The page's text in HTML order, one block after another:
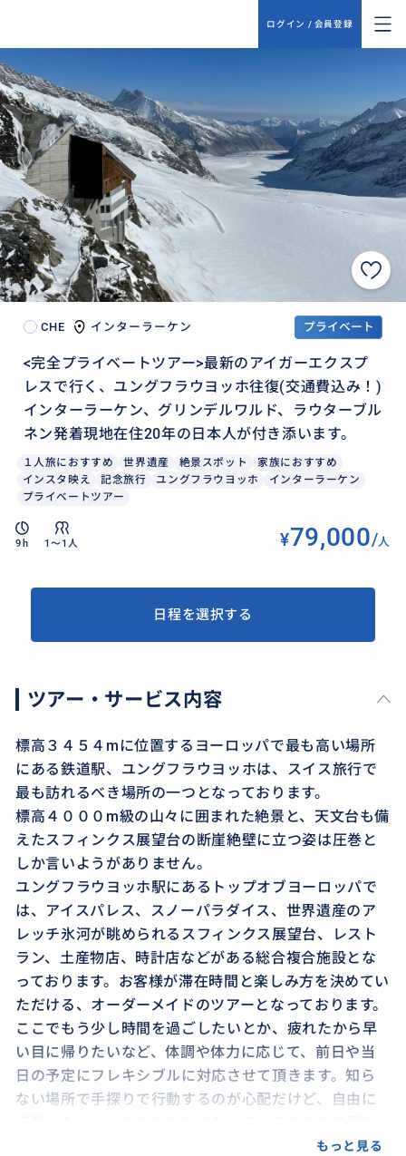
ログイン / 会員登録
CHE インターラーケン プライベート
<完全プライベートツアー>最新のアイガーエクスプ
レスで行く、ユングフラウヨッホ往復(交通費込み！)
インターラーケン、グリンデルワルド、ラウターブル
ネン発着現地在住20年の日本人が付き添います。
１人旅におすすめ 世界遺産 絶景スポット
家族におすすめ
インスタ映え
記念旅行 ユングフラウヨッホ
インターラーケン
プライベートツアー
9h 1〜1人 ¥79,000/人
日程を選択する
ツアー・サービス内容
標高３４５４mに位置するヨーロッパで最も高い場所
にある鉄道駅、ユングフラウヨッホは、スイス旅行で
最も訪れるべき場所の一つとなっております。
標高４０００m級の山々に囲まれた絶景と、天文台も備
えたスフィンクス展望台の断崖絶壁に立つ姿は圧巻と
しか言いようがありません。
ユングフラウヨッホ駅にあるトップオブヨーロッパで
は、アイスパレス、スノーパラダイス、世界遺産のア
レッチ氷河が眺められるスフィンクス展望台、レスト
ラン、土産物店、時計店などがある総合複合施設とな
っております。お客様が滞在時間と楽しみ方を決めてい
ただける、オーダーメイドのツアーとなっております。
ここでもう少し時間を過ごしたいとか、疲れたから早
い目に帰りたいなど、体調や体力に応じて、前日や当
日の予定にフレキシブルに対応させて頂きます。知ら
ない場所で手探りで行動するのが心配だけど、自由に
サポートさせていただきます。２名様のツアーは別に出
もっと見る